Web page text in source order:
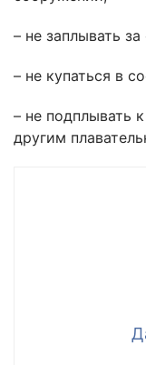
– не заплывать
– не купаться в
– не подплывать
другим